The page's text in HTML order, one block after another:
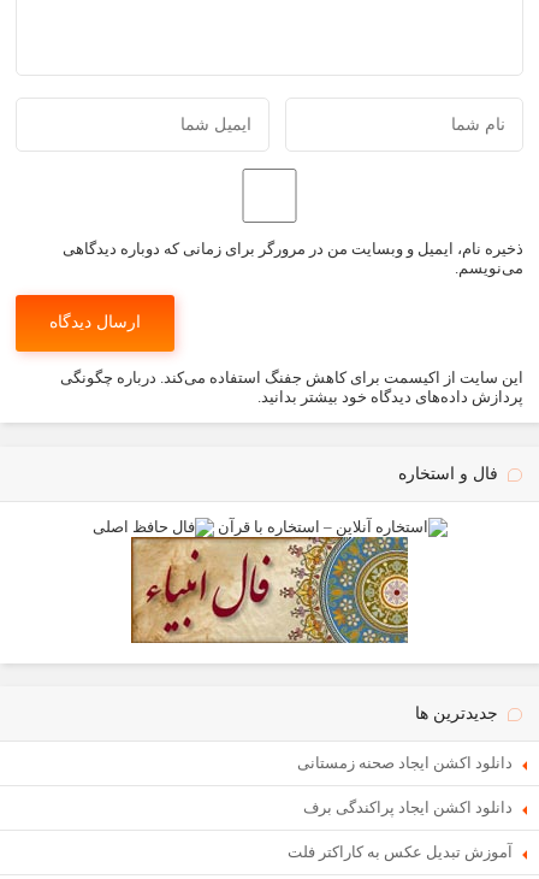
ذخیره نام، ایمیل و وبسایت من در مرورگر برای زمانی که دوباره دیدگاهی
می‌نویسم.
این سایت از اکیسمت برای کاهش جفنگ استفاده می‌کند. درباره چگونگی
پردازش داده‌های دیدگاه خود بیشتر بدانید.
فال و استخاره
جدیدترین ها
دانلود اکشن ایجاد صحنه زمستانی
دانلود اکشن ایجاد پراکندگی برف
آموزش تبدیل عکس به کاراکتر فلت